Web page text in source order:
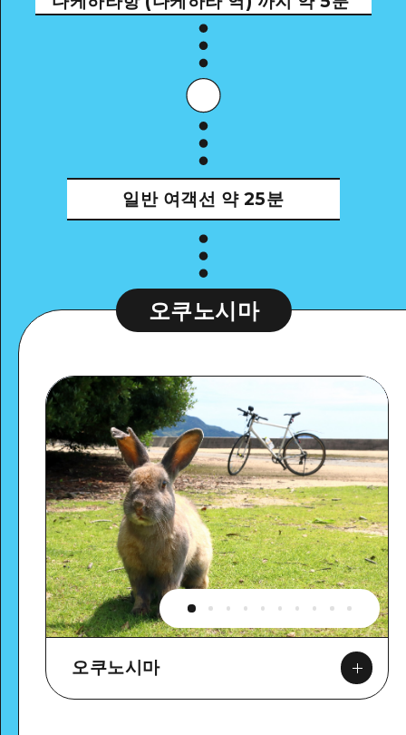
일반 여객선 약 25분
오쿠노시마
오쿠노시마